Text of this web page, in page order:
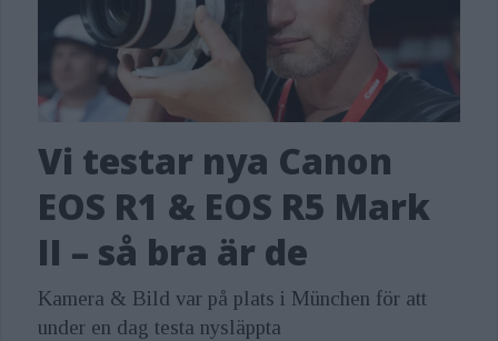
Vi testar nya Canon
EOS R1 & EOS R5 Mark
II – så bra är de
Kamera & Bild var på plats i München för att
under en dag testa nysläppta